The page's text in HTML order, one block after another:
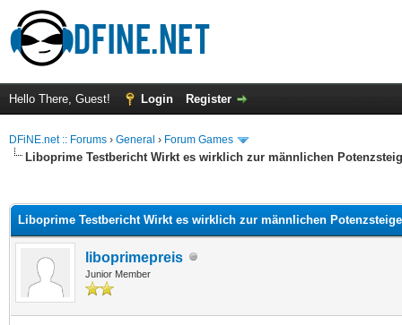
Hello There, Guest! Login Register
DFiNE.net :: Forums › General › Forum Games
Liboprime Testbericht Wirkt es wirklich zur männlichen
Liboprime Testbericht Wirkt es wirklich zur männlichen
liboprimepreis
Junior Member